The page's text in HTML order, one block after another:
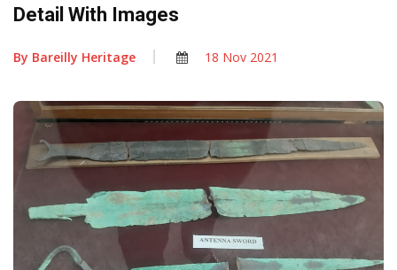
Detail With Images
By Bareilly Heritage 18 Nov 2021